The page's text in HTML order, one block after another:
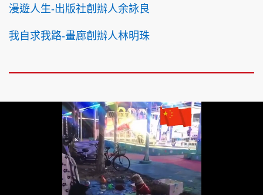
漫遊人生-出版社創辦人余詠良
我自求我路-畫廊創辦人林明珠